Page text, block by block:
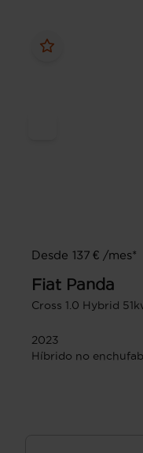
Desde 137 € /mes*
Fiat Panda
Cross 1.0 Hybrid
2023
Híbrido no